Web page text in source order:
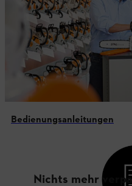
Bedienungsanleitungen
Nichts mehr